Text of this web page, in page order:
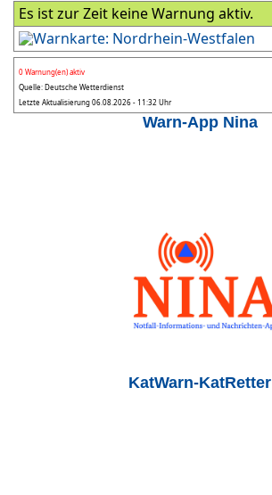
Es ist zur Zeit keine Warnung aktiv.
0 Warnung(en) aktiv
Quelle: Deutsche Wetterdienst
Letzte Aktualisierung 06.08.2026 - 11:32 Uhr
Warn-App Nina
KatWarn-KatRetter